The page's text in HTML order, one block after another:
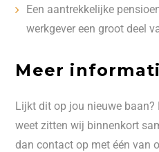
Een aantrekkelijke
werkgever een groot deel
Meer
Lijkt dit op jou nieuwe baan?
weet zitten wij binnenkort
dan contact op met één van